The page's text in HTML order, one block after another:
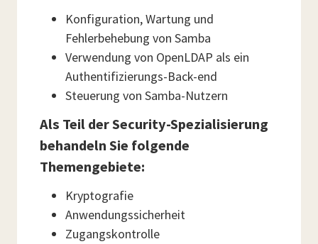
Konfiguration, Wartung und
Fehlerbehebung von Samba
Verwendung von OpenLDAP als ein
Authentifizierungs-Back-end
Steuerung von Samba-Nutzern
Als Teil der Security-Spezialisierung
behandeln Sie folgende
Themengebiete:
Kryptografie
Anwendungssicherheit
Zugangskontrolle